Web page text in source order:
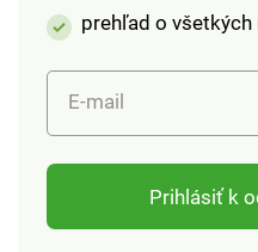
prehľad o všetkých
E-mail
Prihlásiť k